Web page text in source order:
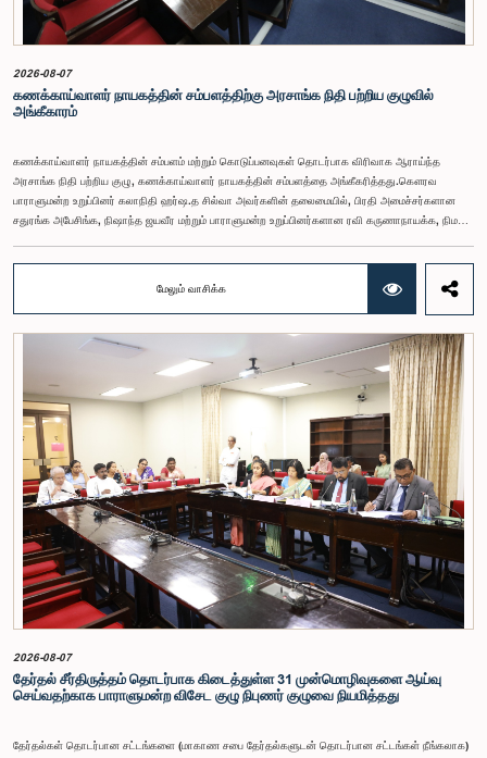
2026-08-07
கணக்காய்வாளர் நாயகத்தின் சம்பளத்திற்கு அரசாங்க நிதி பற்றிய குழுவில்
அங்கீகாரம்
கணக்காய்வாளர் நாயகத்தின் சம்பளம் மற்றும் கொடுப்பனவுகள் தொடர்பாக விரிவாக ஆராய்ந்த
அரசாங்க நிதி பற்றிய குழு, கணக்காய்வாளர் நாயகத்தின் சம்பளத்தை அங்கீகரித்தது.கௌரவ
பாராளுமன்ற உறுப்பினர் கலாநிதி ஹர்ஷ.த சில்வா அவர்களின் தலைமையில், பிரதி அமைச்சர்களான
சதுரங்க அபேசிங்க, நிஷாந்த ஜயவீர மற்றும் பாராளுமன்ற உறுப்பினர்களான ரவி கருணாநாயக்க, நிமல்
நிதி பற்றிய குழுக் கூட்டத்திலேயே இந்த அங்கீகாரம் வழங்கப்பட்டது.இலங்கை ஜனநாயக சோசலிசக்
குடியரசின் அரசியலமைப்பின் 153(2) ஆம் உறுப்புரையின் பிரகாரம், கணக்காய்வாளர் நாயகத்தின்
சம்பளம் தொடர்பான பிரேரணை குழுவின் கவனத்திற்கு கொண்டு வரப்பட்டது.இதன்போது,
கணக்காய்வாளர் நாயகத்தின் பொறுப்புகள், அரச நிதி மேற்பார்வை மற்றும் கணக்காய்வுத் துறையின்
சுயாதீனத் தன்மை உள்ளிட்ட விடயங்களை கருத்தில் கொண்டு, சம்பள மட்டம் தொடர்பாக குழுத்
தலைவர் உள்ளிட்ட உறுப்பினர்கள் தமது கருத்துகளையும் பரிந்துரைகளையும் முன்வைத்தனர்.மேலும்,
அரசியலமைப்பின் 170 ஆம் உறுப்புரையின் பிரகாரம், கணக்காய்வாளர் நாயகம் ஒரு அரசாங்க ஊழியர்
அல்ல என்பதையும், நடைமுறையில் உள்ள அரசாங்க சம்பள அளவுகோலுக்கு வெளியே இப்பதவிக்கான
சம்பளத்தை விசேடமாக பரிசீலிக்க முடியும் என்பதையும் குழு சுட்டிக்காட்டியது.முன்மொழியப்பட்ட சம்பளத்
தொகை, முன்னர் பதவி வகித்த கணக்காய்வாளர் நாயகங்களின் சம்பளங்களையும் கருத்தில் கொண்டு
நிர்ணயிக்கப்பட்டதாக அதிகாரிகள் தெரிவித்தனர். இதற்கு முன்னர், சம்பளங்கள் மற்றும் பணியாளர்
ஆணைக்குழுவே இத்தகைய சம்பளங்களை நிர்ணயித்து வந்த போதிலும், தற்போது அத்தகைய
ஆணைக்குழு இல்லையெனவும் அதிகாரிகள் குறிப்பிட்டனர்.கணக்காய்வாளர் நாயகத்திற்கான
முன்மொழியப்பட்ட சம்பள மட்டத்தை குழு அங்கீகரித்திருந்தாலும், அப்பதவிக்கு வழங்கப்பட்டுள்ள
பொறுப்புகள் மற்றும் கடமைகளின் முக்கியத்துவத்தை கருத்தில் கொண்டு, அந்தச் சம்பளம் மேலும்
உயர்ந்த மட்டத்தில் இருக்க வேண்டும் என்ற கருத்தை குழுத் தலைவர் உள்ளிட்ட உறுப்பினர்கள்
முன்வைத்தனர்.அதன்படி, எதிர்காலத்தில் இச்சம்பள மட்டம் தொடர்பாக மேலும் கவனம் செலுத்தி
தேவையான தீர்மானங்கள் எடுக்கப்பட வேண்டியதன் அவசியம் குழுவில் வலியுறுத்தப்பட்டது. மேலும்,
நிரந்தரமானதும் சுயாதீனமானதுமான சம்பள மற்றும் பணியாளர் ஆணைக்குழுவை நிறுவுவதற்கான
யோசனையையும் குழுத் தலைவர் முன்வைத்தார்.
மேலும் வாசிக்க
2026-08-07
தேர்தல் சீர்திருத்தம் தொடர்பாக கிடைத்துள்ள 31 முன்மொழிவுகளை ஆய்வு
செய்வதற்காக பாராளுமன்ற விசேட குழு நிபுணர் குழுவை நியமித்தது
தேர்தல்கள் தொடர்பான சட்டங்களை (மாகாண சபை தேர்தல்களுடன் தொடர்பான சட்டங்கள் நீங்கலாக)